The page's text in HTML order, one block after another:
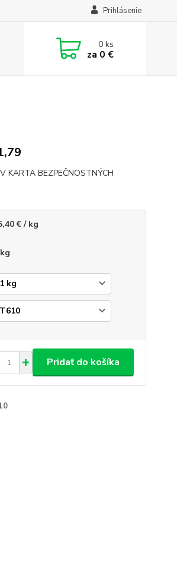
Prihlásenie
0ks
za 0 €
KARTA BEZPEČNOSTNÝCH
€ / kg
Pridať do košíka